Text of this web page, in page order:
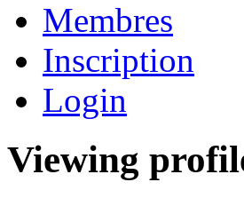
Membres
Inscription
Login
Viewing